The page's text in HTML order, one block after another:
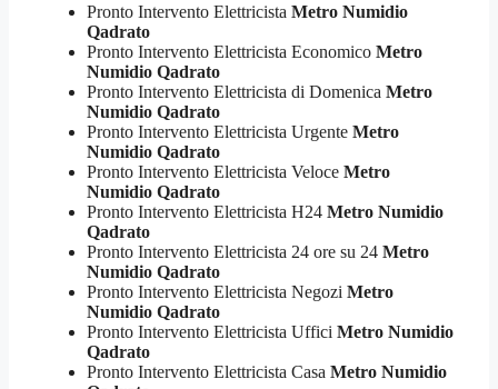
Pronto Intervento Elettricista Metro Numidio
Qadrato
Pronto Intervento Elettricista Economico Metro
Numidio Qadrato
Pronto Intervento Elettricista di Domenica Metro
Numidio Qadrato
Pronto Intervento Elettricista Urgente Metro
Numidio Qadrato
Pronto Intervento Elettricista Veloce Metro
Numidio Qadrato
Pronto Intervento Elettricista H24 Metro Numidio
Qadrato
Pronto Intervento Elettricista 24 ore su 24 Metro
Numidio Qadrato
Pronto Intervento Elettricista Negozi Metro
Numidio Qadrato
Pronto Intervento Elettricista Uffici Metro Numidio
Qadrato
Pronto Intervento Elettricista Casa Metro Numidio